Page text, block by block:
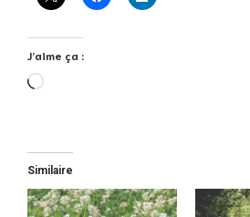
J’aime ça :
Chargement…
Similaire